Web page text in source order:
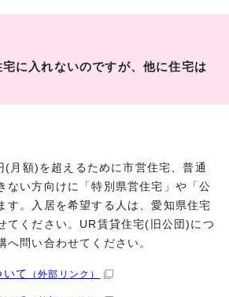
に入れないのですが、他に住宅は
月額)を超えるために市営住宅、普通
ない方向けに「特別県営住宅」や「公
す。入居を希望する人は、愛知県住宅
てください。UR賃貸住宅(旧公団)につ
へ問い合わせてください。
いて （外部リンク）